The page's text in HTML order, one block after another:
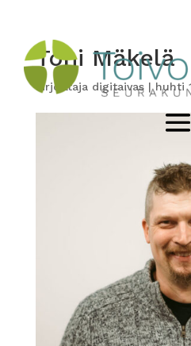
Toni Mäkelä
kirjoittaja digitaivas|huhti